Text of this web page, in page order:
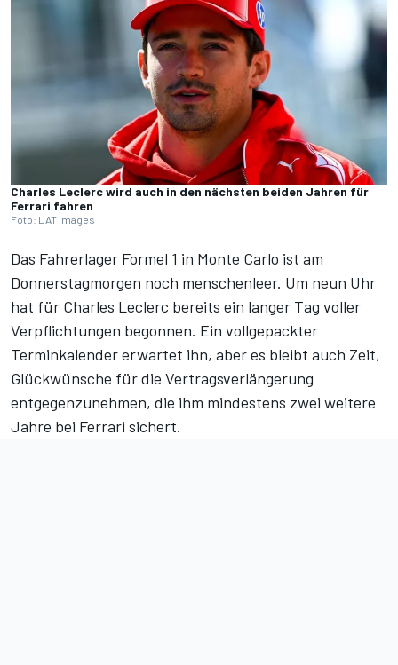
Charles Leclerc wird auch in den nächsten beiden Jahren für
Ferrari fahren
Foto: LAT Images
Das Fahrerlager Formel 1 in Monte Carlo ist am
Donnerstagmorgen noch menschenleer. Um neun Uhr
hat für Charles Leclerc bereits ein langer Tag voller
Verpflichtungen begonnen. Ein vollgepackter
Terminkalender erwartet ihn, aber es bleibt auch Zeit,
Glückwünsche für die Vertragsverlängerung
entgegenzunehmen, die ihm mindestens zwei weitere
Jahre bei Ferrari sichert.